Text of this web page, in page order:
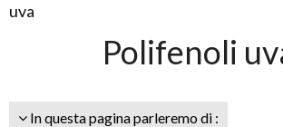
uva
Polifenoli
In questa pagina parleremo di :